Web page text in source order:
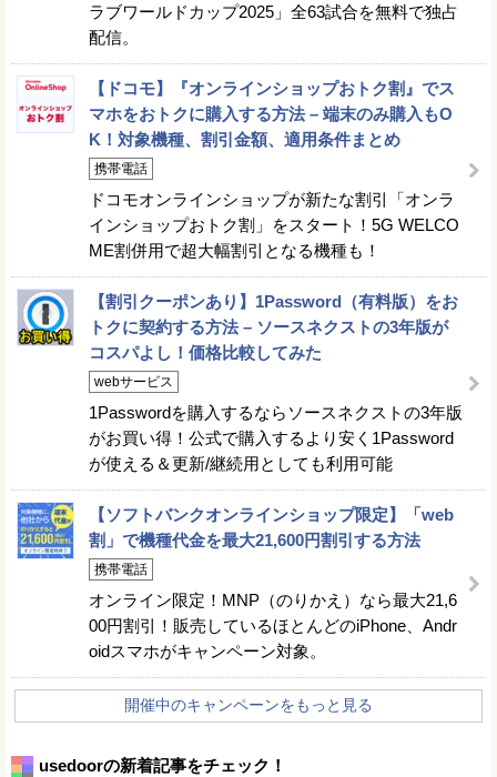
ラブワールドカップ2025」全63試合を無料で独占
配信。
【ドコモ】『オンラインショップおトク割』でス
マホをおトクに購入する方法 – 端末のみ購入もO
K！対象機種、割引金額、適用条件まとめ
携帯電話
ドコモオンラインショップが新たな割引「オンラ
インショップおトク割」をスタート！5G WELCO
ME割併用で超大幅割引となる機種も！
【割引クーポンあり】1Password（有料版）をお
トクに契約する方法 – ソースネクストの3年版が
コスパよし！価格比較してみた
webサービス
1Passwordを購入するならソースネクストの3年版
がお買い得！公式で購入するより安く1Password
が使える＆更新/継続用としても利用可能
【ソフトバンクオンラインショップ限定】「web
割」で機種代金を最大21,600円割引する方法
携帯電話
オンライン限定！MNP（のりかえ）なら最大21,6
00円割引！販売しているほとんどのiPhone、Andr
oidスマホがキャンペーン対象。
開催中のキャンペーンをもっと見る
usedoorの新着記事をチェック！